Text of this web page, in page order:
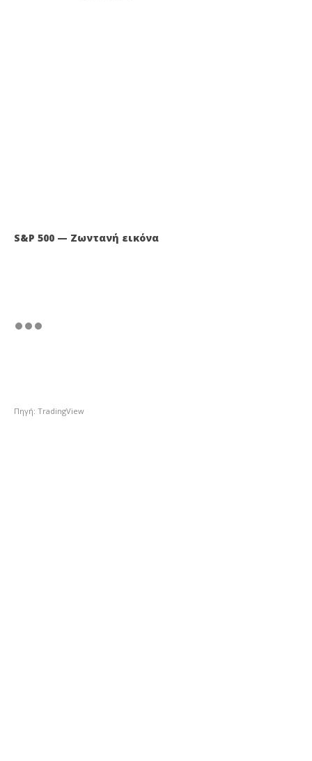
S&P 500 — Ζωντανή εικόνα
Πηγή: TradingView